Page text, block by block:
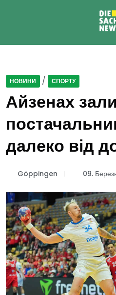
НОВИНИ / СПОРТУ
Айзенах
далеко від
Göppingen 09.